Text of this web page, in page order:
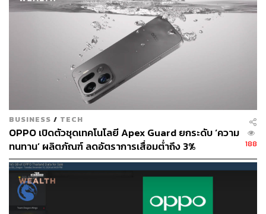
ในส่วนของข้อมูล ทางบริษัทยืนยันว่าข้อมูลบน Cloud จะถูก
ลบไปอย่างสิ้นเชิง ส่วนข้อมูลในตัวเครื่องผู้บริโภคสามารถ
สำหรับแอปสินเชื่อความสุข ซึ่งเป็นแอปของบุคคลที่สาม ทาง
OPPO ได้ ‘ยกเลิกการติดตั้งแอปสินเชื่อทุกประเภท’ ที่มากับ
สมาร์ทโฟนใหม่ โดยเริ่มทยอยปล่อย OTA ตั้งแต่วันที่ 16
มกราคม เพื่อลบแอปดังกล่าว
อย่างไรก็ตาม บริษัทยังไม่ได้เปิดเผยข้อมูลว่ามีผู้บริโภคได้รับ
ผลกระทบจำนวนเท่าใด และมีความเสียหายในลักษณะใด
บ้าง ทั้งนี้ บริษัทย้ำเพียงว่าไม่ได้มีส่วนในการเก็บข้อมูลจาก
แอปสินเชื่อความสุข เนื่องจากเป็นแอปที่ดำเนินการโดย
บุคคลที่สาม
BUSINESS / TECH
OPPO เปิดตัวชุดเทคโนโลยี Apex Guard ยกระดับ ‘ความ
ทนทาน’ ผลิตภัณฑ์ ลดอัตราการเสื่อมตํ่าถึง 3%
188